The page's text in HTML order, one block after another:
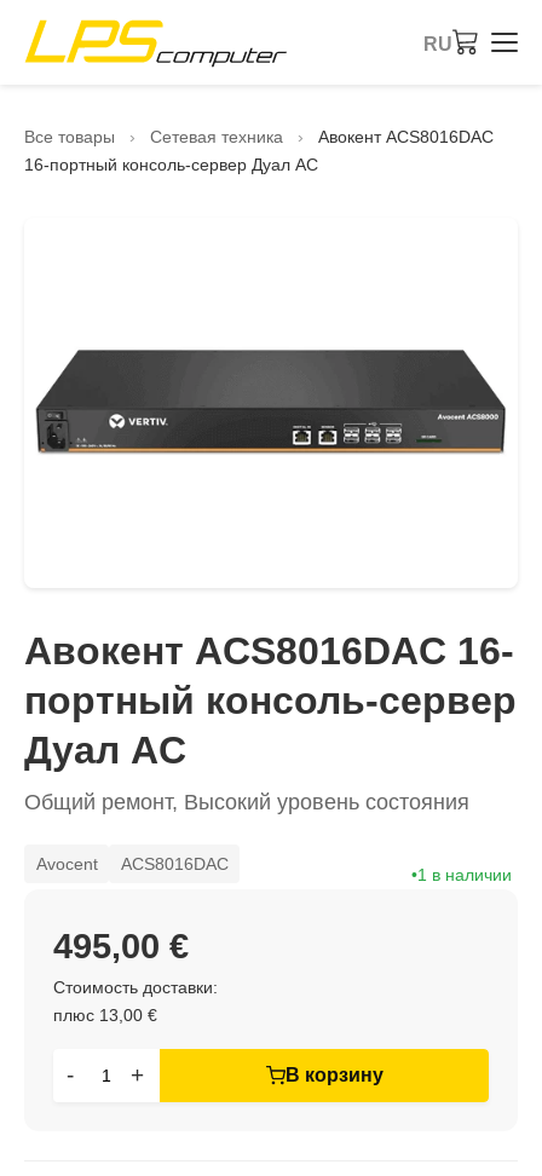
RU
Магазин eBay
Все товары › Сетевая техника ›
Авокент ACS8016DAC
16-портный консоль-сервер Дуал AC
Авокент ACS8016DAC 16-
портный консоль-сервер
Дуал AC
Общий ремонт, Высокий уровень состояния
Avocent ACS8016DAC
1 в наличии
Стоимость доставки:
плюс 13,00 €
495,00 €
- + В корзину